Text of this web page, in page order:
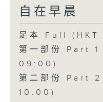
自在早晨
足本 Full
第一部份 Part
09:00)
第二部份 Part
10:00)